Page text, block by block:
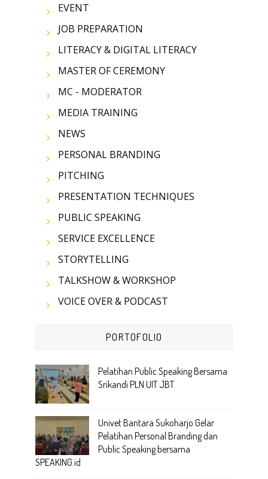
EVENT
JOB PREPARATION
LITERACY & DIGITAL LITERACY
MASTER OF CEREMONY
MC - MODERATOR
MEDIA TRAINING
NEWS
PERSONAL BRANDING
PITCHING
PRESENTATION TECHNIQUES
PUBLIC SPEAKING
SERVICE EXCELLENCE
STORYTELLING
TALKSHOW & WORKSHOP
VOICE OVER & PODCAST
PORTOFOLIO
Pelatihan Public Speaking Bersama
Srikandi PLN UIT JBT
Univet Bantara Sukoharjo Gelar
Pelatihan Personal Branding dan
Public Speaking bersama
SPEAKING.id